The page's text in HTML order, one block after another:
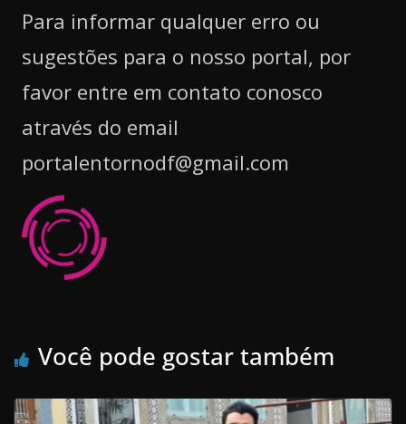
Para informar qualquer erro ou
sugestões para o nosso portal, por
favor entre em contato conosco
através do email
portalentornodf@gmail.com
Você pode gostar também